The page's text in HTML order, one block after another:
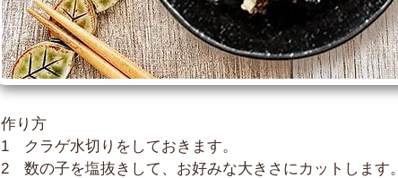
作り方
1 クラゲ水切りをしておきます。
2 数の子を塩抜きして、お好みな大きさにカットします。